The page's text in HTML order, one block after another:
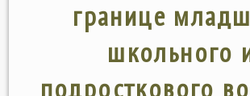
границе
школьного
подросткового